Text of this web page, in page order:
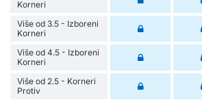
Korneri
Više od 3.5 - Izboreni
Korneri
Više od 4.5 - Izboreni
Korneri
Više od 2.5 - Korneri
Protiv